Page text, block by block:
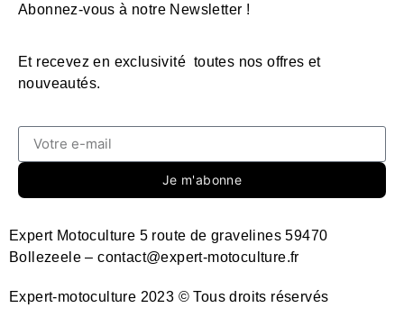
Abonnez-vous à notre Newsletter !
Et recevez en exclusivité toutes nos offres et
nouveautés.
Je m'abonne
Expert-motoculture 2023 © Tous droits réservés
Expert Motoculture 5 route de gravelines 59470
Bollezeele – contact@expert-motoculture.fr